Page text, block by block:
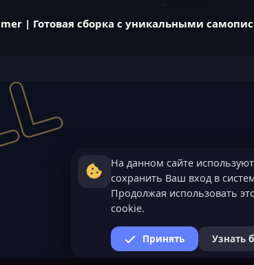
| Готовая сборка с уникальными
На данном сайте
сохранить Ваш вход в
Продолжая использовать
cookie.
Принять Узнать